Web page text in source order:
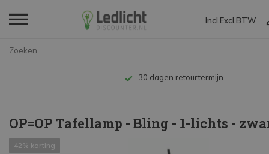
Incl. Excl. BTW
Tot 10 jaar garantie
OP=OP Tafellamp - Bling - 1-lichts -
42% korting